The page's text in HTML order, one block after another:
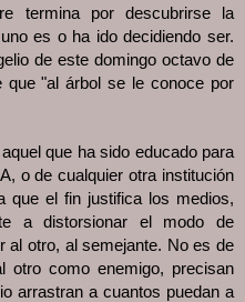
termina por descubrirse la
es o ha ido decidiendo ser.
de este domingo octavo de
que "al árbol se le conoce por
que ha sido educado para
o de cualquier otra institución
que el fin justifica los medios,
a distorsionar el modo de
al otro, al semejante. No es de
otro como enemigo, precisan
arrastran a cuantos puedan a